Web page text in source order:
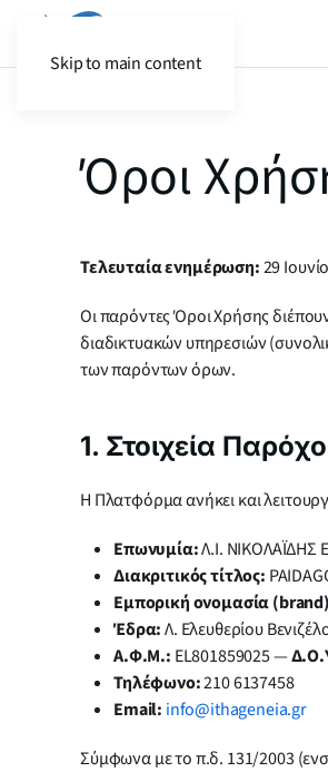
Skip to main content
Όροι
Τελευταία ενημέρωση:29
Οι παρόντες Όροι Χρήσης
διαδικτυακών υπηρεσιών
των παρόντων όρων.
1. Στοιχεία
Η Πλατφόρμα ανήκει και
Επωνυμία:Λ.Ι. ΝΙΚΟΛΑΪΔΗΣ
Διακριτικός τίτλος:
Εμπορική ονομασία
Έδρα:Λ. Ελευθερίου
Α.Φ.Μ.: EL801859025 —
Τηλέφωνο:210 6137458
Email: info@ithageneia.gr
Σύμφωνα με το π.δ. 131/2003